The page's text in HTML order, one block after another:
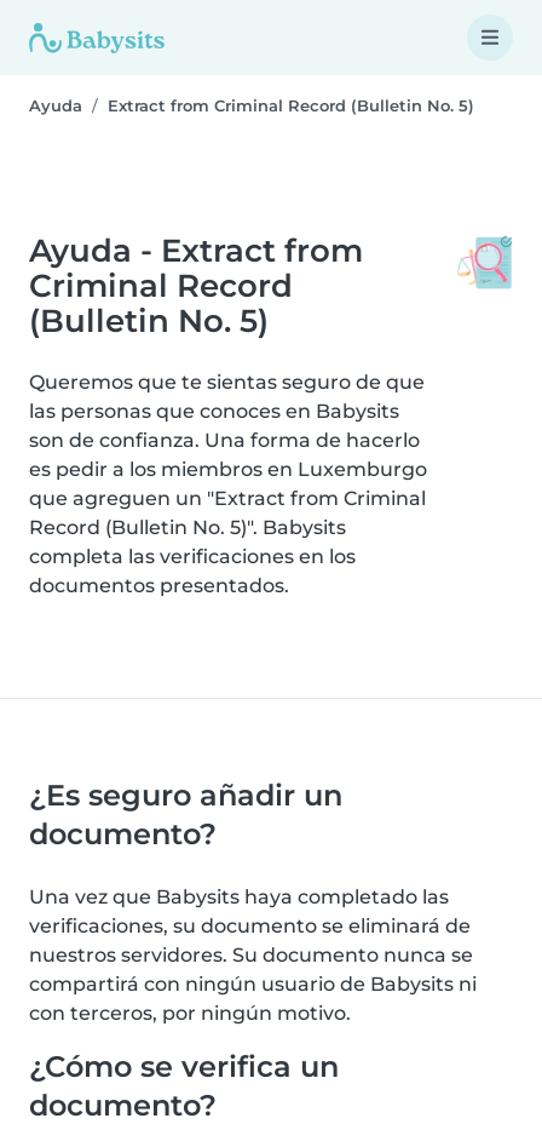
Ayuda Extract from Criminal Record (Bulletin No. 5)
Ayuda - Extract from
Criminal Record
(Bulletin No. 5)
Queremos que te sientas seguro de que
las personas que conoces en Babysits
son de confianza. Una forma de hacerlo
es pedir a los miembros en Luxemburgo
que agreguen un "Extract from Criminal
Record (Bulletin No. 5)". Babysits
completa las verificaciones en los
documentos presentados.
¿Es seguro añadir un
documento?
Una vez que Babysits haya completado las
verificaciones, su documento se eliminará de
nuestros servidores. Su documento nunca se
compartirá con ningún usuario de Babysits ni
con terceros, por ningún motivo.
¿Cómo se verifica un
documento?